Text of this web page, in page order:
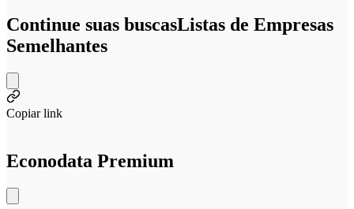
Continue suas buscasListas de Empresas
Semelhantes
Copiar link
Econodata Premium